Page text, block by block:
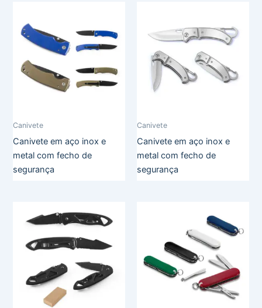
Canivete
Canivete em aço inox e
metal com fecho de
segurança
Canivete
Canivete em aço inox e
metal com fecho de
segurança